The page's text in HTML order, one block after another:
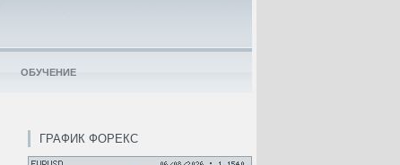
ГРАФИК ФОРЕКС
ОБУЧЕНИЕ